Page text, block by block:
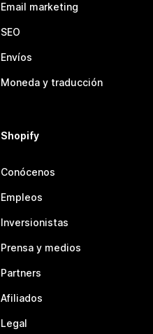
Email marketing
SEO
Envíos
Moneda y traducción
Shopify
Conócenos
Empleos
Inversionistas
Prensa y medios
Partners
Afiliados
Legal